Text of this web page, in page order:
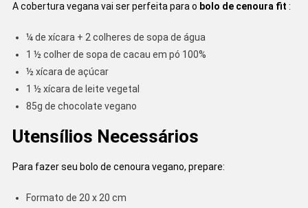
A cobertura vegana vai ser perfeita para o bolo de cenoura fit :
¼ de xícara + 2 colheres de sopa de água
1 ½ colher de sopa de cacau em pó 100%
½ xícara de açúcar
1 ½ xícara de leite vegetal
85g de chocolate vegano
Utensílios Necessários
Para fazer seu bolo de cenoura vegano, prepare:
Formato de 20 x 20 cm